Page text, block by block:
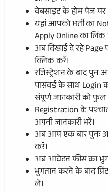
वेबसाइट के होम पेज
यहां आपको भर्ती का
Apply Online का लिंक
अब दिखाई दे रहे
क्लिक करें।
रजिस्ट्रेशन के बाद पुन
पासवर्ड के साथ
संपूर्ण जानकारी को फुल
Registration के
अपनी जानकारी भरें।
अब आप एक बार पुनः
करें।
अब आवेदन फीस का
भुगतान करने के बाद
ले।